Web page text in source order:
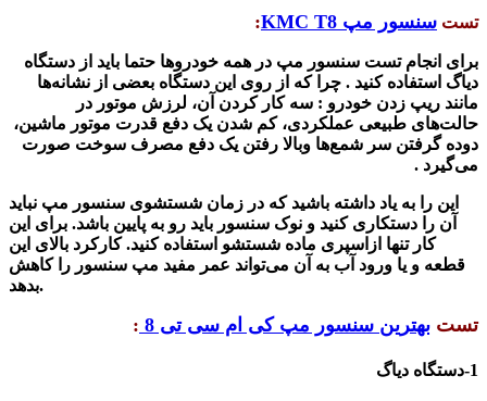
تست سنسور مپ KMC T8 :
برای انجام تست سنسور مپ در همه خودروها حتما باید از دستگاه
دیاگ استفاده کنید . چرا که از روی این دستگاه بعضی از نشانه‌ها
مانند ریپ زدن خودرو : سه کار کردن آن، لرزش موتور در
حالت‌های طبیعی عملکردی، کم شدن یک دفع قدرت موتور ماشین،
دوده گرفتن سر شمع‌ها وبالا رفتن یک دفع مصرف سوخت صورت
می‌گیرد .
این را به یاد داشته باشید که در زمان شستشوی سنسور مپ نباید
آن را دستکاری کنید و نوک سنسور باید رو به پایین باشد. برای این
کار تنها ازاسپری ماده شستشو استفاده کنید. کارکرد بالای این
قطعه و یا ورود آب به آن می‌تواند عمر مفید مپ سنسور را کاهش
بدهد.
تست بهترین سنسور مپ کی ام سی تی 8 :
1-دستگاه دیاگ